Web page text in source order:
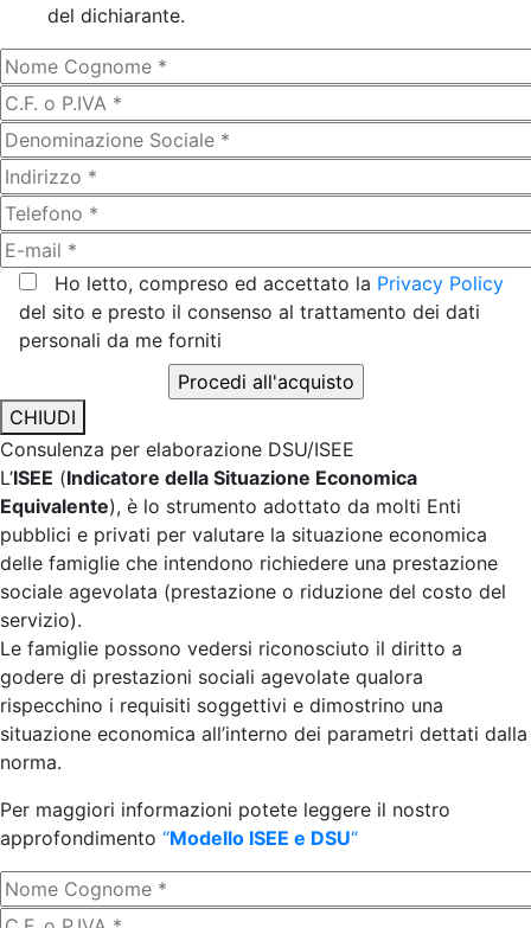
del dichiarante.
Ho letto, compreso ed accettato la Privacy Policy
del sito e presto il consenso al trattamento dei dati
personali da me forniti
CHIUDI
Consulenza per elaborazione DSU/ISEE
L’ISEE (Indicatore della Situazione Economica
Equivalente), è lo strumento adottato da molti Enti
pubblici e privati per valutare la situazione economica
delle famiglie che intendono richiedere una prestazione
sociale agevolata (prestazione o riduzione del costo del
servizio).
Le famiglie possono vedersi riconosciuto il diritto a
godere di prestazioni sociali agevolate qualora
rispecchino i requisiti soggettivi e dimostrino una
situazione economica all’interno dei parametri dettati dalla
norma.
Per maggiori informazioni potete leggere il nostro
approfondimento “Modello ISEE e DSU“